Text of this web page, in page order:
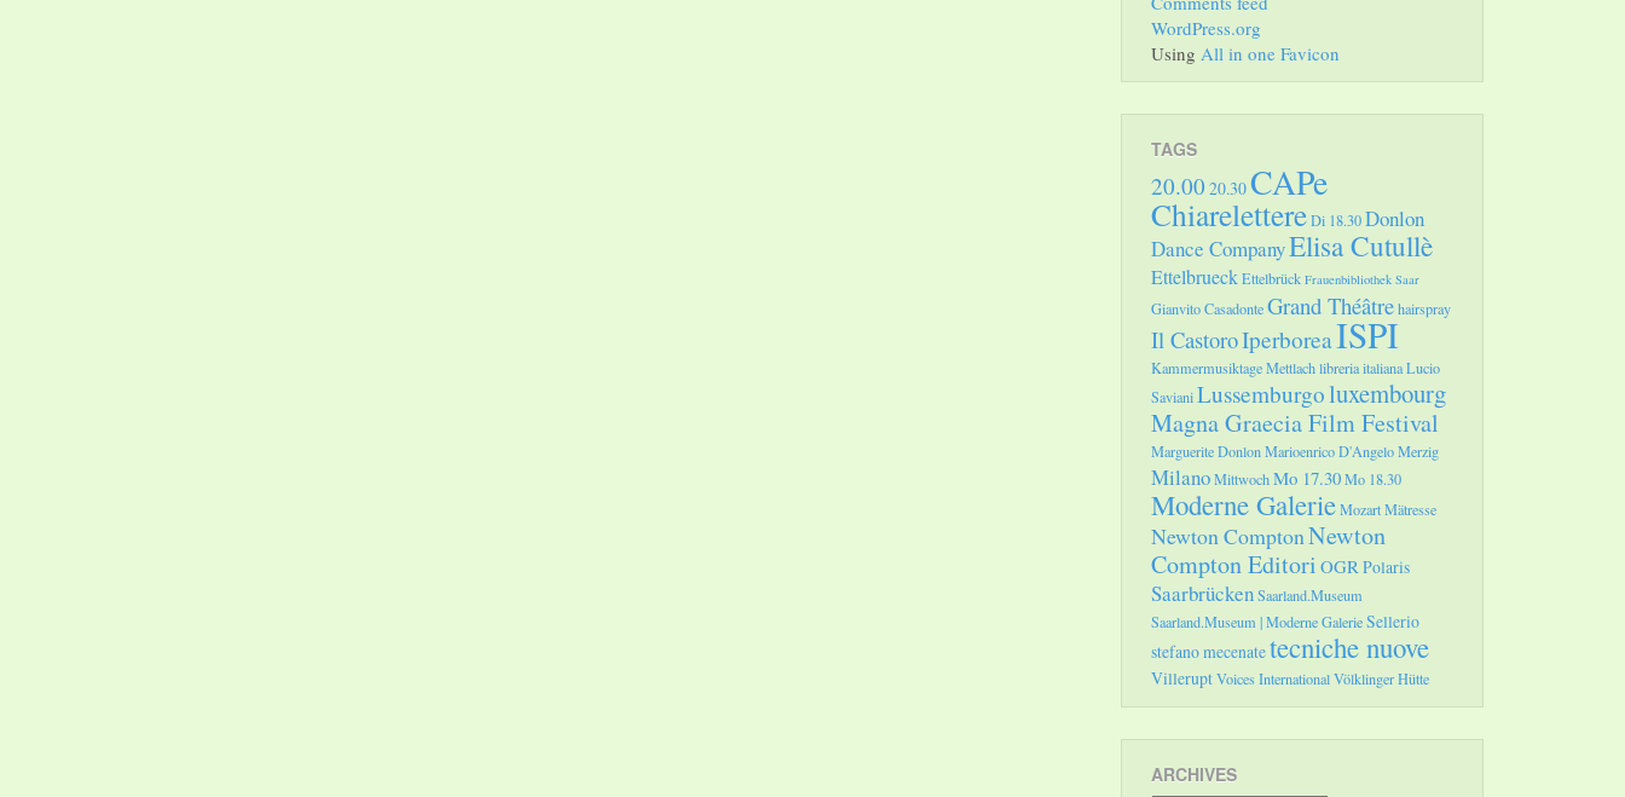
WordPress.org
Using All in one Favicon
TAGS
20.00 20.30CAPe
ChiarelettereDi 18.30Donlon
Dance CompanyElisa Cutullè
EttelbrueckEttelbrück Frauenbibliothek Saar
Gianvito CasadonteGrand Théâtrehairspray
Il CastoroIperboreaISPI
Kammermusiktage Mettlachlibreria italianaLucio
SavianiLussemburgoluxembourg
Magna Graecia Film Festival
Marguerite DonlonMarioenrico D'AngeloMerzig
MilanoMittwochMo 17.30Mo 18.30
Moderne GalerieMozartMätresse
Newton ComptonNewton
Compton Editori OGRPolaris
SaarbrückenSaarland.Museum
Saarland.Museum | Moderne GalerieSellerio
stefano mecenatetecniche nuove
VilleruptVoices InternationalVölklinger Hütte
ARCHIVES